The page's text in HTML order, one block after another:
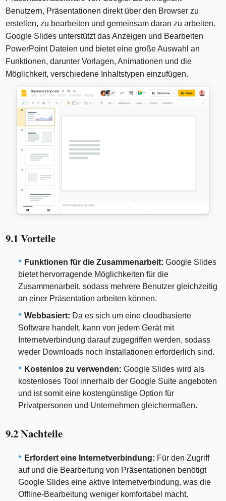
Benutzern, Präsentationen direkt über den Browser zu
erstellen, zu bearbeiten und gemeinsam daran zu arbeiten.
Google Slides unterstützt das Anzeigen und Bearbeiten
PowerPoint Dateien und bietet eine große Auswahl an
Funktionen, darunter Vorlagen, Animationen und die
Möglichkeit, verschiedene Inhaltstypen einzufügen.
9.1 Vorteile
Funktionen für die Zusammenarbeit: Google Slides
bietet hervorragende Möglichkeiten für die
Zusammenarbeit, sodass mehrere Benutzer gleichzeitig
an einer Präsentation arbeiten können.
Webbasiert: Da es sich um eine cloudbasierte
Software handelt, kann von jedem Gerät mit
Internetverbindung darauf zugegriffen werden, sodass
weder Downloads noch Installationen erforderlich sind.
Kostenlos zu verwenden: Google Slides wird als
kostenloses Tool innerhalb der Google Suite angeboten
und ist somit eine kostengünstige Option für
Privatpersonen und Unternehmen gleichermaßen.
9.2 Nachteile
Erfordert eine Internetverbindung: Für den Zugriff
auf und die Bearbeitung von Präsentationen benötigt
Google Slides eine aktive Internetverbindung, was die
Offline-Bearbeitung weniger komfortabel macht.